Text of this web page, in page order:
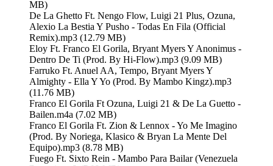
MB)
De La Ghetto Ft. Nengo Flow, Luigi 21 Plus, Ozuna,
Alexio La Bestia Y Pusho - Todas En Fila (Official
Remix).mp3 (12.79 MB)
Eloy Ft. Franco El Gorila, Bryant Myers Y Anonimus -
Dentro De Ti (Prod. By Hi-Flow).mp3 (9.09 MB)
Farruko Ft. Anuel AA, Tempo, Bryant Myers Y
Almighty - Ella Y Yo (Prod. By Mambo Kingz).mp3
(11.76 MB)
Franco El Gorila Ft Ozuna, Luigi 21 & De La Guetto -
Bailen.m4a (7.02 MB)
Franco El Gorila Ft. Zion & Lennox - Yo Me Imagino
(Prod. By Noriega, Klasico & Bryan La Mente Del
Equipo).mp3 (8.78 MB)
Fuego Ft. Sixto Rein - Mambo Para Bailar (Venezuela